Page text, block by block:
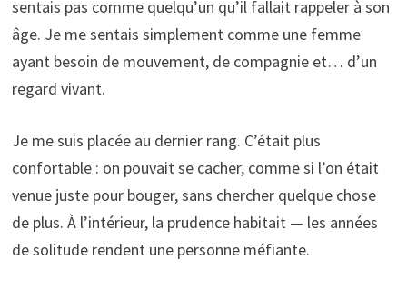
sentais pas comme quelqu’un qu’il fallait rappeler à son
âge. Je me sentais simplement comme une femme
ayant besoin de mouvement, de compagnie et… d’un
regard vivant.
Je me suis placée au dernier rang. C’était plus
confortable : on pouvait se cacher, comme si l’on était
venue juste pour bouger, sans chercher quelque chose
de plus. À l’intérieur, la prudence habitait — les années
de solitude rendent une personne méfiante.